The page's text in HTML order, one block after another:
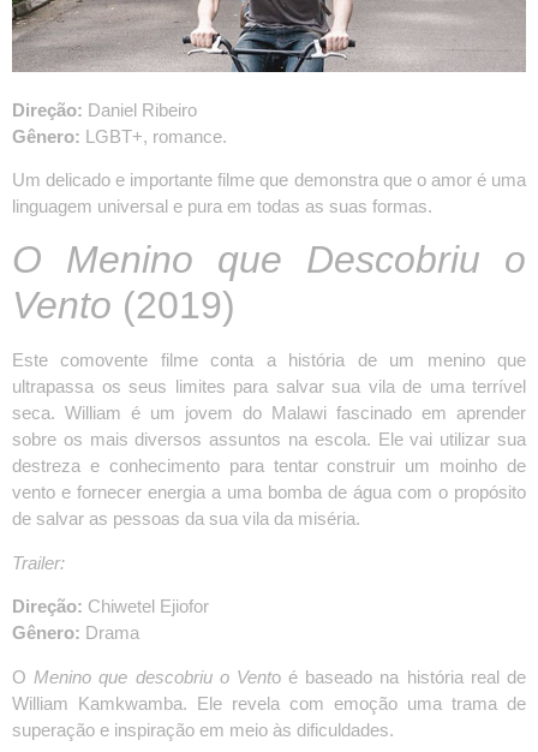
Direção: Daniel Ribeiro
Gênero: LGBT+, romance.
Um delicado e importante filme que demonstra que o amor é uma
linguagem universal e pura em todas as suas formas.
O Menino que Descobriu o
Vento (2019)
Este comovente filme conta a história de um menino que
ultrapassa os seus limites para salvar sua vila de uma terrível
seca. William é um jovem do Malawi fascinado em aprender
sobre os mais diversos assuntos na escola. Ele vai utilizar sua
destreza e conhecimento para tentar construir um moinho de
vento e fornecer energia a uma bomba de água com o propósito
de salvar as pessoas da sua vila da miséria.
Trailer:
Direção: Chiwetel Ejiofor
Gênero: Drama
O Menino que descobriu o Vento é baseado na história real de
William Kamkwamba. Ele revela com emoção uma trama de
superação e inspiração em meio às dificuldades.